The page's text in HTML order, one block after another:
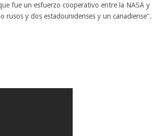
fue un esfuerzo cooperativo entre la NASA y
rusos y dos estadounidenses y un canadiense".